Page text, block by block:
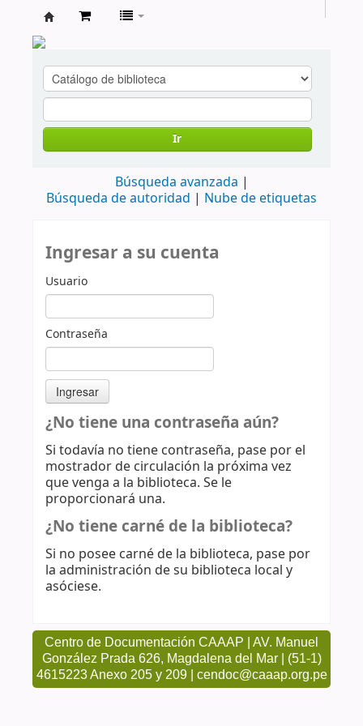
cendoc
Ir
Búsqueda avanzada
Búsqueda de autoridad
Nube de etiquetas
Ingresar a su cuenta
Usuario
Contraseña
¿No tiene una contraseña aún?
Si todavía no tiene contraseña, pase por el
mostrador de circulación la próxima vez
que venga a la biblioteca. Se le
proporcionará una.
¿No tiene carné de la biblioteca?
Si no posee carné de la biblioteca, pase por
la administración de su biblioteca local y
asóciese.
Centro de Documentación CAAAP | AV. Manuel
González Prada 626, Magdalena del Mar | (51-1)
4615223 Anexo 205 y 209 | cendoc@caaap.org.pe